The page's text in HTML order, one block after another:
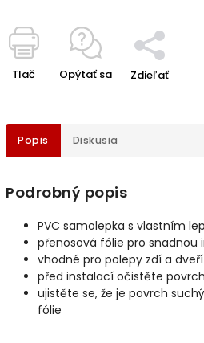
Tlač Opýtať sa Zdieľať
Popis Diskusia
Podrobný popis
PVC samolepka s vlastním
přenosová fólie pro snadnou
vhodné pro polepy zdí a dveří
před instalací očistěte
ujistěte se, že je povrch
fólie